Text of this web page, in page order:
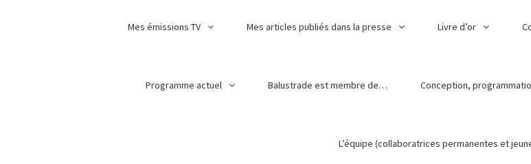
Mes émissions TV Mes articles publiés dans la presse Livre d’or
Programme actuel Balustrade est membre de… Conception,
L’équipe (collaboratrices permanentes et